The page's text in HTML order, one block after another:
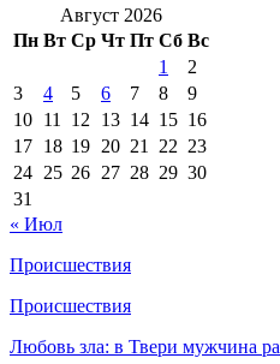
Август 2026
Пн Вт Ср Чт Пт Сб Вс
1
2
3
4 5 6 7 8
9
10 11 12 13 14 15 16
17 18 19 20 21 22 23
24 25 26 27 28 29 30
31
« Июл
Происшествия
Происшествия
Любовь зла: в Твери мужчина